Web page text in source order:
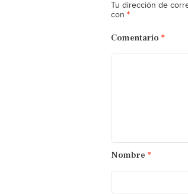
Tu dirección de
con *
Comentario *
Nombre *